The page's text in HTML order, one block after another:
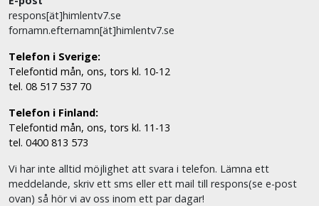
respons[ät]himlentv7.se
fornamn.efternamn[ät]himlentv7.se
Telefon i Sverige:
Telefontid mån, ons, tors kl. 10-12
tel. 08 517 537 70
Telefon i Finland:
Telefontid mån, ons, tors kl. 11-13
tel. 0400 813 573
Vi har inte alltid möjlighet att svara i telefon. Lämna ett
meddelande, skriv ett sms eller ett mail till respons(se e-post
ovan) så hör vi av oss inom ett par dagar!